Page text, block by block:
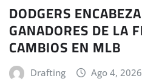
DODGERS
GANADORES DE LA
CAMBIOS EN MLB
Drafting Ago 4, 2026